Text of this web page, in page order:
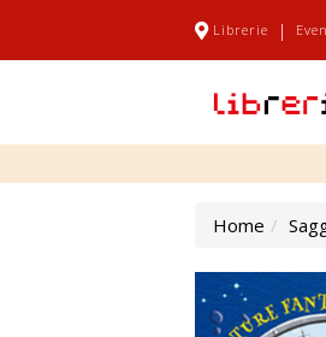
Librerie |
Home